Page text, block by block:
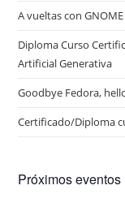
A vueltas con
Diploma Curso
Artificial Generativa
Goodbye Fedora,
Certificado/Diploma
Próximos eventos